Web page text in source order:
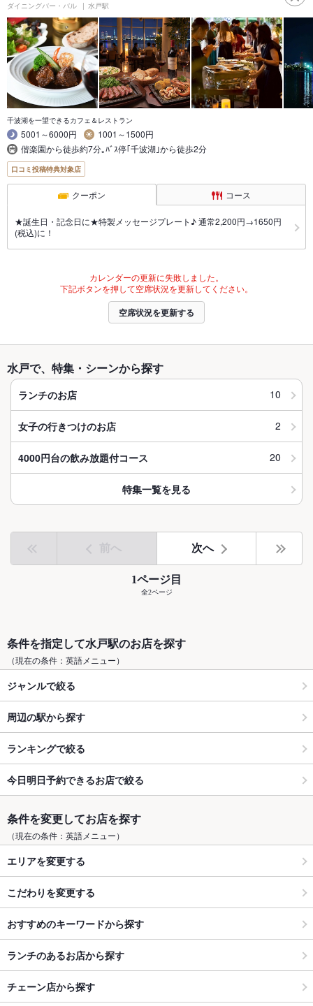
ダイニングバー・バル 水戸駅
千波湖を一望できるカフェ＆レストラン
5001～6000円
1001～1500円
偕楽園から徒歩約7分｡ﾊﾞｽ停｢千波湖｣から徒歩2分
口コミ投稿特典対象店
クーポン コース
★誕生日・記念日に★特製メッセージプレート♪ 通常2,200円→1650円
(税込)に！
カレンダーの更新に失敗しました。
下記ボタンを押して空席状況を更新してください。
空席状況を更新する
水戸で、特集・シーンから探す
ランチのお店 10
女子の行きつけのお店 2
4000円台の飲み放題付コース 20
特集一覧を見る
前へ 次へ
1ページ目
全2ページ
条件を指定して水戸駅のお店を探す
（現在の条件：英語メニュー）
ジャンルで絞る
周辺の駅から探す
ランキングで絞る
今日明日予約できるお店で絞る
条件を変更してお店を探す
（現在の条件：英語メニュー）
エリアを変更する
こだわりを変更する
おすすめのキーワードから探す
ランチのあるお店から探す
チェーン店から探す